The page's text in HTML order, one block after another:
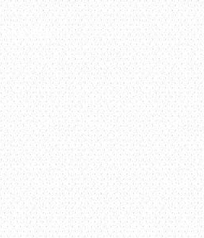
RECRUIT